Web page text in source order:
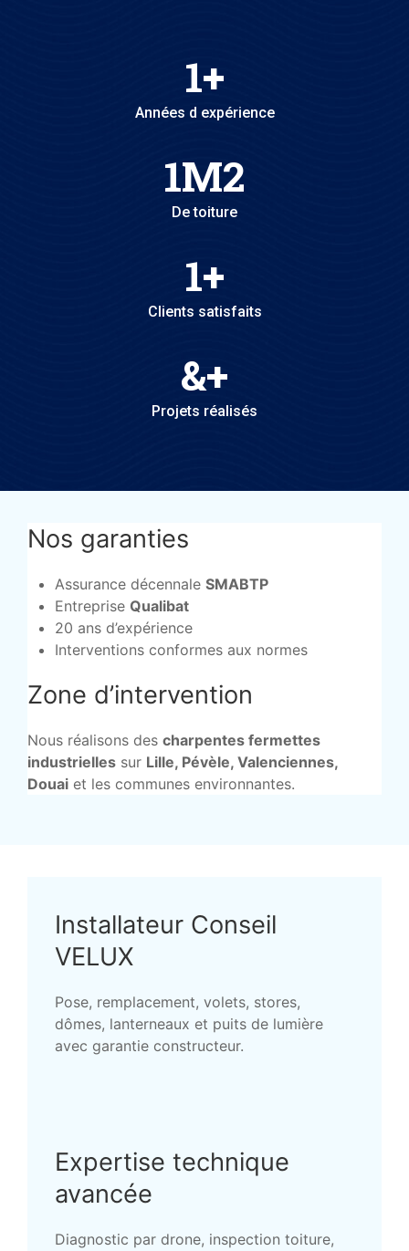
1+
Années d expérience
1M2
De toiture
1+
Clients satisfaits
&+
Projets réalisés
Nos garanties
Assurance décennale SMABTP
Entreprise Qualibat
20 ans d’expérience
Interventions conformes aux normes
Zone d’intervention
Nous réalisons des charpentes fermettes
industrielles sur Lille, Pévèle, Valenciennes,
Douai et les communes environnantes.
Installateur Conseil
VELUX
Pose, remplacement, volets, stores,
dômes, lanterneaux et puits de lumière
avec garantie constructeur.
Expertise technique
avancée
Diagnostic par drone, inspection toiture,